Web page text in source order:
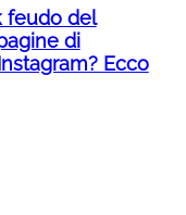
feudo del
di
Ecco